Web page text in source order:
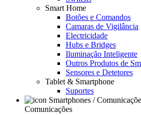
Smart Home
Botões e Comandos
Camaras de Vigilância
Electricidade
Hubs e Bridges
Iluminação Inteligente
Outros Produtos de
Sensores e Detetores
Tablet & Smartphone
Suportes
Comunicações